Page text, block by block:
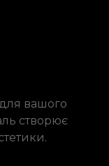
вашого
створює